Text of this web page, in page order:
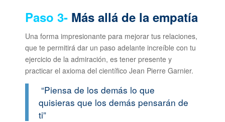
Paso 3-Más allá de la empatía
Una forma impresionante para mejorar tus relaciones,
que te permitirá dar un paso adelante increíble con tu
ejercicio de la admiración, es tener presente y
practicar el axioma del científico Jean Pierre Garnier.
“Piensa de los demás lo que
quisieras que los demás pensarán de
ti”